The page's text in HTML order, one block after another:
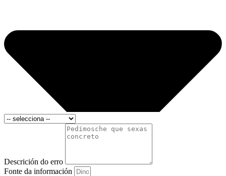
Descrición do erro
Fonte da información